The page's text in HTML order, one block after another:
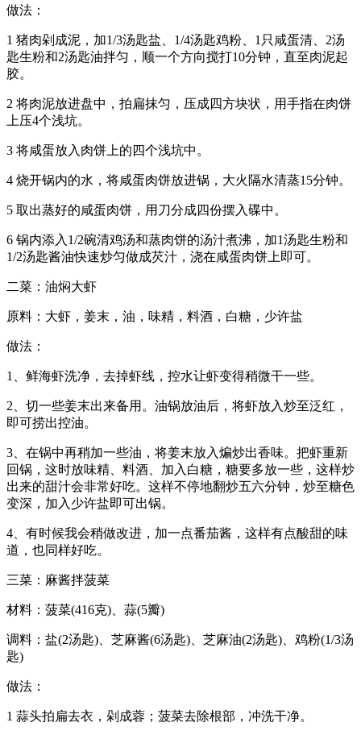
做法：
1 猪肉剁成泥，加1/3汤匙盐、1/4汤匙鸡粉、1只咸蛋清、2汤
匙生粉和2汤匙油拌匀，顺一个方向搅打10分钟，直至肉泥起
胶。
2 将肉泥放进盘中，拍扁抹匀，压成四方块状，用手指在肉饼
上压4个浅坑。
3 将咸蛋放入肉饼上的四个浅坑中。
4 烧开锅内的水，将咸蛋肉饼放进锅，大火隔水清蒸15分钟。
5 取出蒸好的咸蛋肉饼，用刀分成四份摆入碟中。
6 锅内添入1/2碗清鸡汤和蒸肉饼的汤汁煮沸，加1汤匙生粉和
1/2汤匙酱油快速炒匀做成芡汁，浇在咸蛋肉饼上即可。
二菜：油焖大虾
原料：大虾，姜末，油，味精，料酒，白糖，少许盐
做法：
1、鲜海虾洗净，去掉虾线，控水让虾变得稍微干一些。
2、切一些姜末出来备用。油锅放油后，将虾放入炒至泛红，
即可捞出控油。
3、在锅中再稍加一些油，将姜末放入煸炒出香味。把虾重新
回锅，这时放味精、料酒、加入白糖，糖要多放一些，这样炒
出来的甜汁会非常好吃。这样不停地翻炒五六分钟，炒至糖色
变深，加入少许盐即可出锅。
4、有时候我会稍做改进，加一点番茄酱，这样有点酸甜的味
道，也同样好吃。
三菜：麻酱拌菠菜
材料：菠菜(416克)、蒜(5瓣)
调料：盐(2汤匙)、芝麻酱(6汤匙)、芝麻油(2汤匙)、鸡粉(1/3汤
匙)
做法：
1 蒜头拍扁去衣，剁成蓉；菠菜去除根部，冲洗干净。